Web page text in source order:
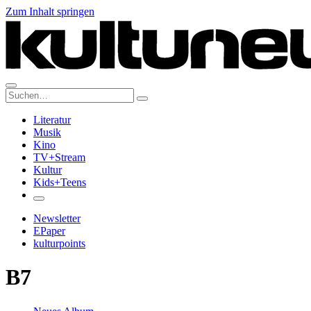
Zum Inhalt springen
Suche:
Literatur
Musik
Kino
TV+Stream
Kultur
Kids+Teens
Newsletter
EPaper
kulturpoints
B7